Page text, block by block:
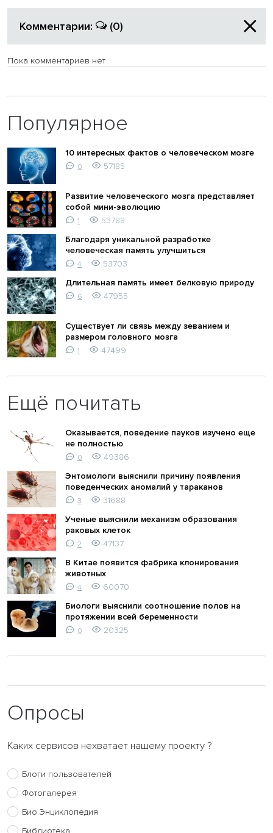
Комментарии: (0)
Пока комментариев нет
Популярное
10 интересных фактов о человеческом мозге
0 57185
Развитие человеческого мозга представляет
собой мини-эволюцию
1
53788
Благодаря уникальной разработке
человеческая память улучшиться
4
53703
Длительная память имеет белковую природу
6 47955
Существует ли связь между зеванием и
размером головного мозга
1 47499
Ещё почитать
Оказывается, поведение пауков изучено еще
не полностью
0
49386
Энтомологи выяснили причину появления
поведенческих аномалий у тараканов
3
31688
Ученые выяснили механизм образования
раковых клеток
2
47137
В Китае появится фабрика клонирования
животных
4
60070
Биологи выяснили соотношение полов на
протяжении всей беременности
0 20325
Опросы
Каких сервисов нехватает нашему проекту ?
Блоги пользователей
Фотогалерея
Био.Энциклопедия
Библиотека